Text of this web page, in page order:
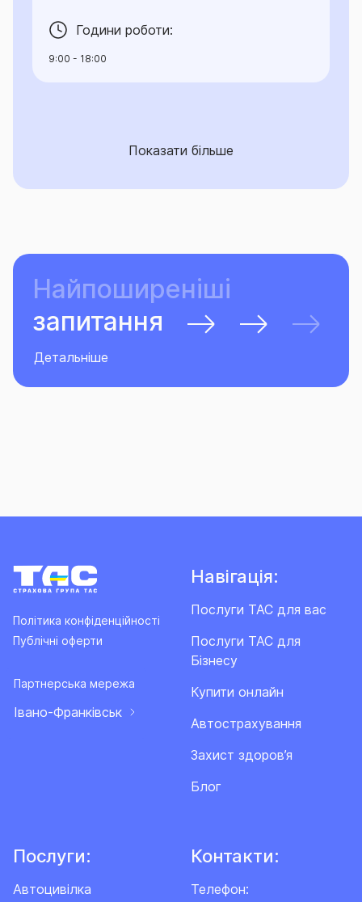
Години роботи:
9:00 - 18:00
Показати більше
Найпоширеніші
запитання
Детальніше
Політика конфіденційності
Публічні оферти
Партнерська мережа
Івано-Франківськ
Навігація:
Послуги ТАС для вас
Послуги ТАС для
Бізнесу
Купити онлайн
Автострахування
Захист здоров’я
Блог
Послуги:
Автоцивілка
Контакти:
Телефон: